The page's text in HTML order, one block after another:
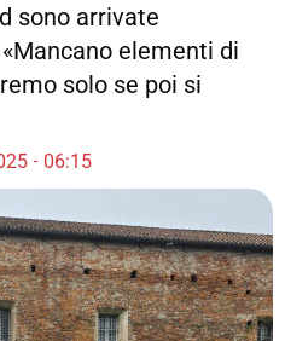
sono arrivate
elementi di
solo se poi si
06:15